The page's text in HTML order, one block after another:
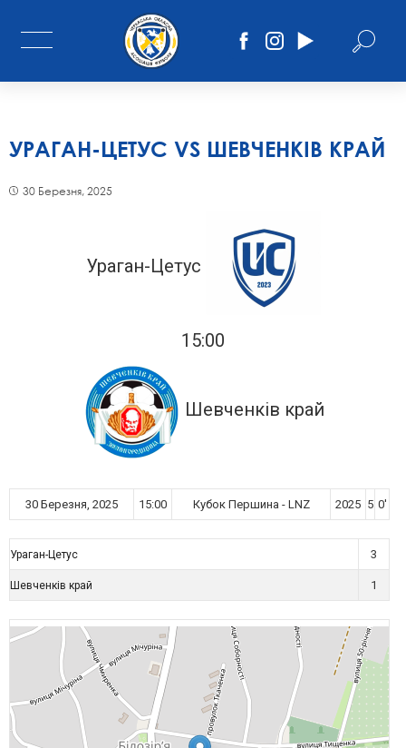
УРАГАН-ЦЕТУС VS ШЕВЧЕНКІВ КРАЙ
30 Березня, 2025
Ураган-Цетус
15:00
Шевченків край
30 Березня, 2025 15:00 Кубок Першина - LNZ 2025 5 0'
Ураган-Цетус 3
Шевченків край 1